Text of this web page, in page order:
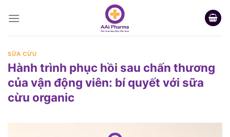
SỮA CỪU
Hành trình phục hồi sau chấn thương
của vận động viên: bí quyết với sữa
cừu organic